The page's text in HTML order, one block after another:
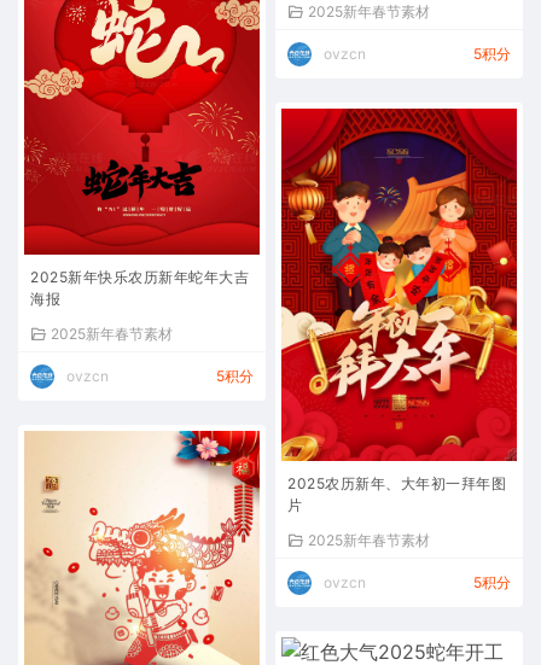
2025新年春节素材
ovzcn 5积分
2025新年快乐农历新年蛇年大吉
海报
2025新年春节素材
ovzcn 5积分
2025农历新年、大年初一拜年图
片
2025新年春节素材
ovzcn 5积分